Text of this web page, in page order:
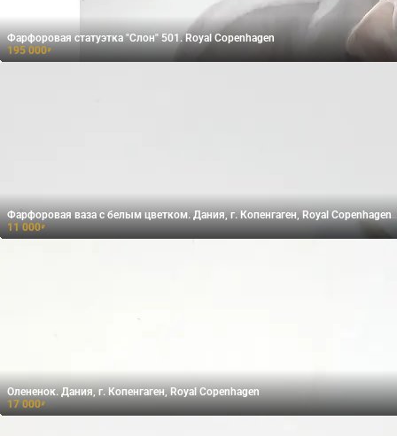
Фарфоровая статуэтка "Слон" 501. Royal Copenhagen
195 000₽
Фарфоровая ваза с белым цветком. Дания, г. Копенгаген, Royal Copenhagen
11 000₽
Олененок. Дания, г. Копенгаген, Royal Copenhagen
17 000₽